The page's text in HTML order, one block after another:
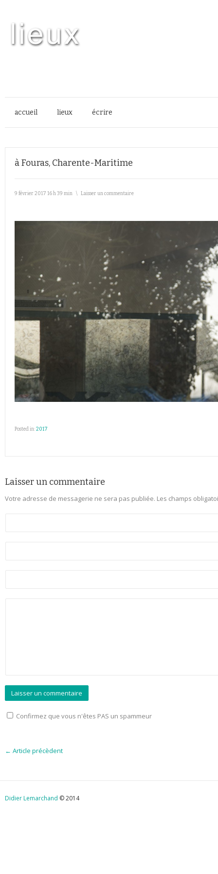
accueil lieux écrire
à Fouras, Charente-Maritime
9 février 2017 16 h 39 min \ Laisser un commentaire
Posted in:2017
Laisser un commentaire
Votre adresse de messagerie ne sera pas publiée. Les champs
Confirmez que vous n'êtes PAS un spammeur
← Article précèdent
Didier Lemarchand © 2014